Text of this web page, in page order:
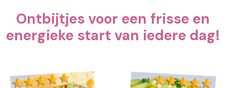
Ontbijtjes voor een frisse en
energieke start van iedere dag!